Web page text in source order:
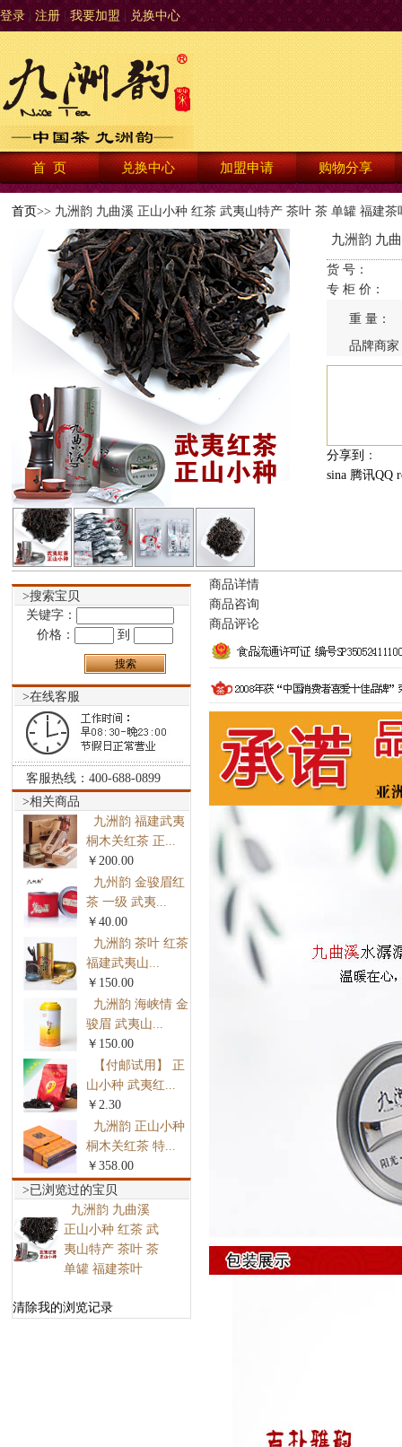
登录 注册 我要加盟 兑换中心
首 页 兑换中心 加盟申请 购物分享
首页>> 九洲韵 九曲溪 正山小种 红茶 武夷山特产 茶叶 茶 单罐 福建茶
九洲韵 九
货 号：
专 柜 价：
重 量：
品牌商家
分享到 ：
sina 腾讯QQ
>搜索宝贝
关键字：
价格：
到
>在线客服
客服热线：400-688-0899
>相关商品
九洲韵 福建武夷
桐木关红茶 正...
￥200.00
九州韵 金骏眉红
茶 一级 武夷...
￥40.00
九洲韵 茶叶 红茶
福建武夷山...
￥150.00
九洲韵 海峡情 金
骏眉 武夷山...
￥150.00
【付邮试用】 正
山小种 武夷红...
￥2.30
九洲韵 正山小种
桐木关红茶 特...
￥358.00
>已浏览过的宝贝
九洲韵 九曲溪
正山小种 红茶 武
夷山特产 茶叶 茶
单罐 福建茶叶
清除我的浏览记录
商品详情
商品咨询
商品评论